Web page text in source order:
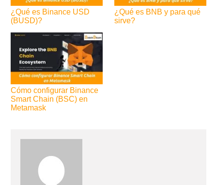
¿Qué es Binance USD
(BUSD)?
¿Qué es BNB y para qué
sirve?
Cómo configurar Binance
Smart Chain (BSC) en
Metamask